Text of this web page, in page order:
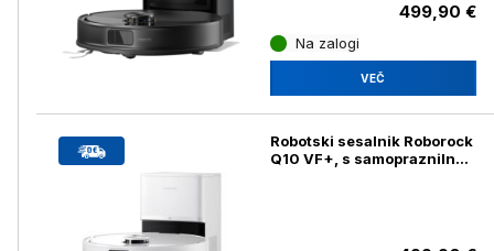
499,90 €
Na zalogi
VEČ
Robotski sesalnik Roborock
Q10 VF+, s samopraznilno